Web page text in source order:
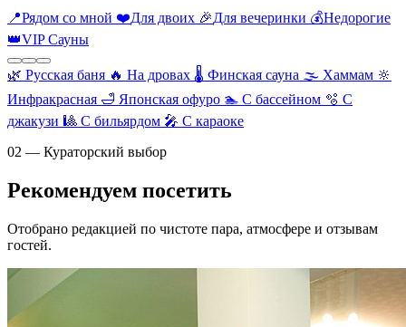
📍Рядом со мной ❤️Для двоих 🎉Для вечеринки 💰Недорогие
👑VIP Сауны
🌿 Русская баня 🔥 На дровах 🌡️ Финская сауна 🌫️ Хаммам 🔆
Инфракрасная 🛁 Японская офуро 🏊 С бассейном 🫧 С
джакузи 🎱 С бильярдом 🎤 С караоке
02 — Кураторский выбор
Рекомендуем посетить
Отобрано редакцией по чистоте пара, атмосфере и отзывам
гостей.